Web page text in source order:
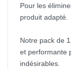
Pour les
produit adapté.
Notre pack de
et performante
indésirables.